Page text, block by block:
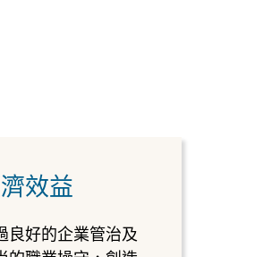
效益
良好的企業管治及